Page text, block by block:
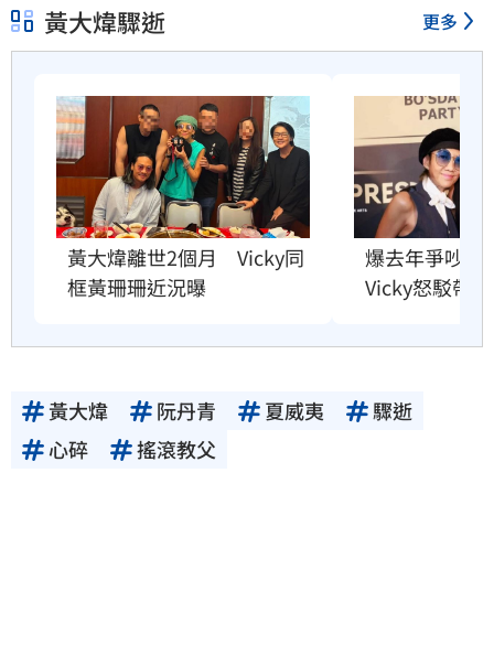
黃大煒驟逝 更多
黃大煒離世2個月　Vicky同
框黃珊珊近況曝
爆去年爭吵
Vicky怒駁帶
黃大煒 阮丹青 夏威夷
驟逝
心碎
搖滾教父